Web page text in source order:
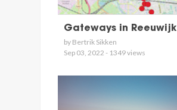
Gateways in Reeuwijk
by Bertrik Sikken
Sep 03, 2022 - 1349 views